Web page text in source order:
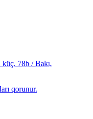
78b / Bakı,
qorunur.